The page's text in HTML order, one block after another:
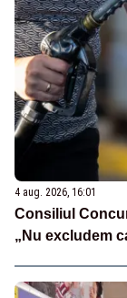
4 aug. 2026, 16:01
Consiliul
„Nu excludem